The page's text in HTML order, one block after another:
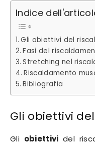
Indice
Gli obiettivi del
Fasi del
Stretching nel
Riscaldamento
Bibliografia
Gli obiettivi
Gli obiettivi del